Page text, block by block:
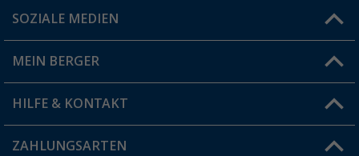
Du hast eine Frage?
Filiale finden
SOZIALE MEDIEN
MEIN BERGER
Vorteilskarte
Blog
HILFE & KONTAKT
FAQ & Kontakt
ZAHLUNGSARTEN